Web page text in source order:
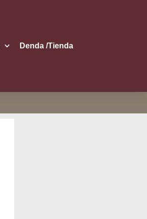
Den­da /​Tien­da